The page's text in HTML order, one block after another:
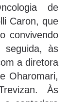
de
Caron, que
convivendo
seguida, às
a diretora
Oharomari,
Às